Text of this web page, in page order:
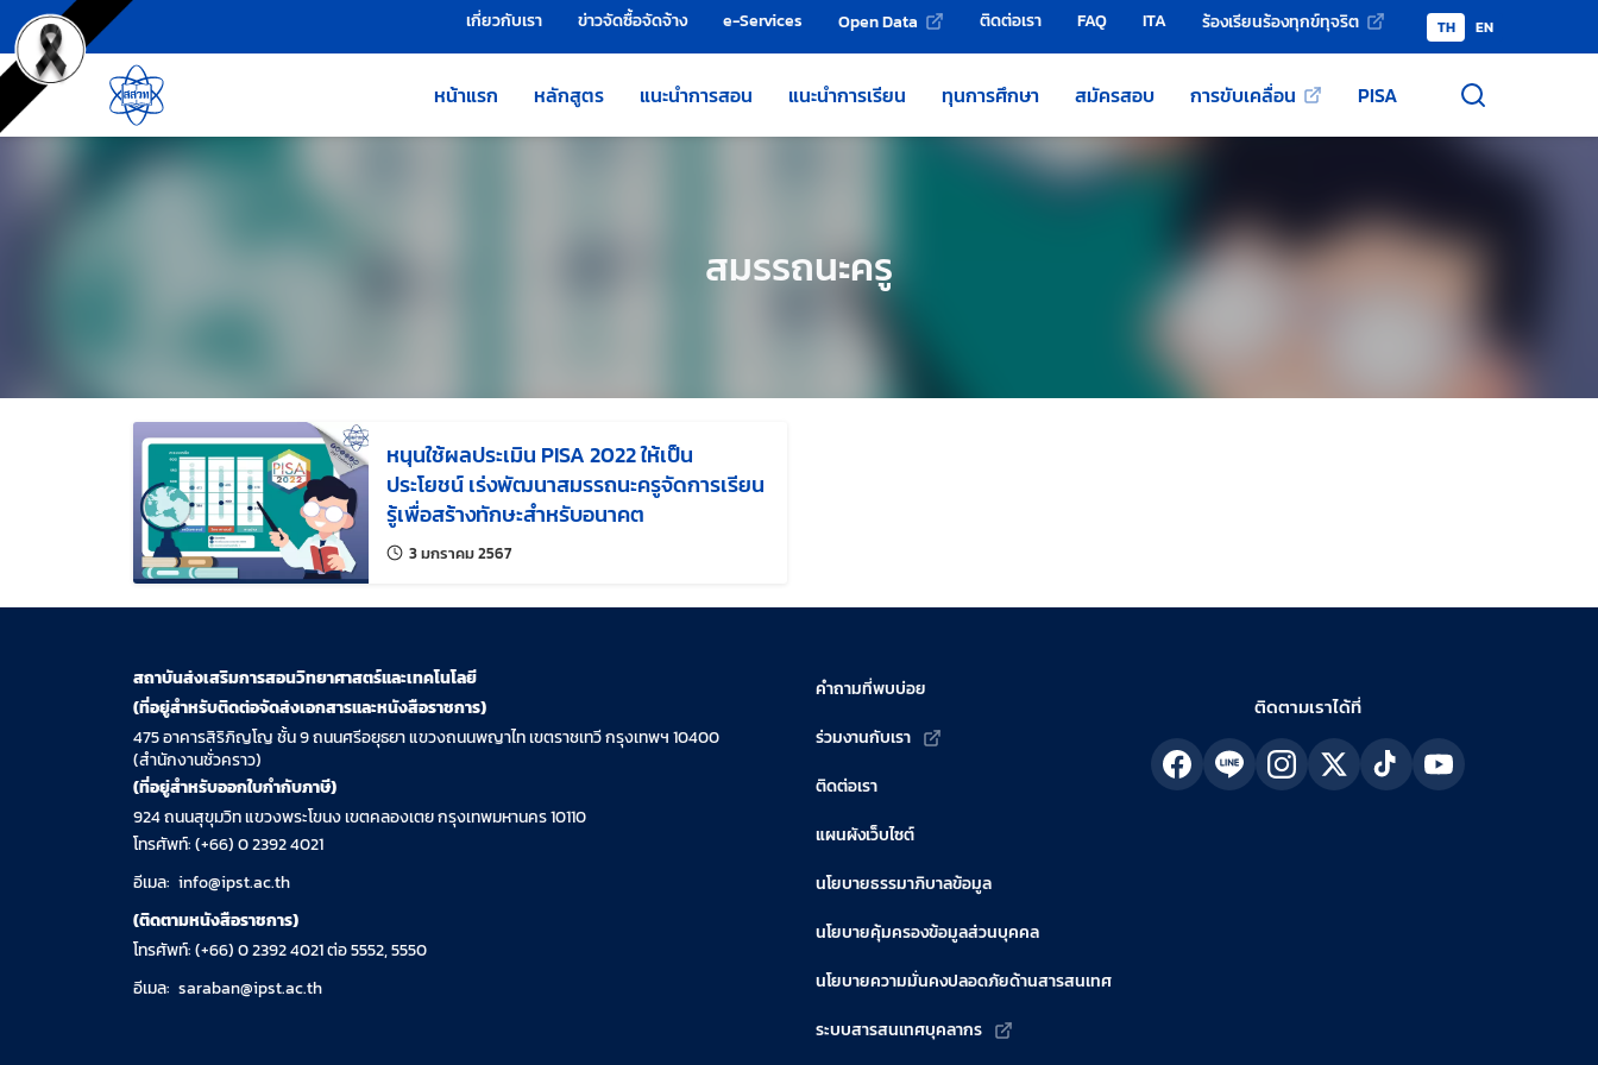
ข้ามไปยังเนื้อหาหลัก
เครื่องมือช่วยเหลือ เกี่ยวกับเรา ข่าวจัดซื้อจัดจ้าง e-Services Open Data ติดต่อเรา FAQ ITA ร้องเรียนร้องทุกข์ทุจริต TH EN
หน้าแรก หลักสูตร แนะนำการสอน แนะนำการเรียน ทุนการศึกษา สมัครสอบ การขับเคลื่อน PISA
สมรรถนะครู
หนุนใช้ผลประเมิน PISA 2022 ให้เป็น
ประโยชน์ เร่งพัฒนาสมรรถนะครูจัดการเรียน
รู้เพื่อสร้างทักษะสำหรับอนาคต
3 มกราคม 2567แก้ไขล่าสุดเมื่อ:
สถาบันส่งเสริมการสอนวิทยาศาสตร์และเทคโนโลยี
(ที่อยู่สำหรับติดต่อจัดส่งเอกสารและหนังสือราชการ)
475 อาคารสิริภิญโญ ชั้น 9 ถนนศรีอยุธยา แขวงถนนพญาไท เขตราชเทวี กรุงเทพฯ 10400
(สำนักงานชั่วคราว)
(ที่อยู่สำหรับออกใบกำกับภาษี)
924 ถนนสุขุมวิท แขวงพระโขนง เขตคลองเตย กรุงเทพมหานคร 10110
โทรศัพท์: (+66) 0 2392 4021
อีเมล: info@ipst.ac.th
(ติดตามหนังสือราชการ)
โทรศัพท์: (+66) 0 2392 4021 ต่อ 5552, 5550
อีเมล: saraban@ipst.ac.th
คำถามที่พบบ่อย
ร่วมงานกับเรา
ติดต่อเรา
แผนผังเว็บไซต์
นโยบายธรรมาภิบาลข้อมูล
นโยบายคุ้มครองข้อมูลส่วนบุคคล
นโยบายความมั่นคงปลอดภัยด้านสารสนเทศ
ระบบสารสนเทศบุคลากร
ติดตามเราได้ที่